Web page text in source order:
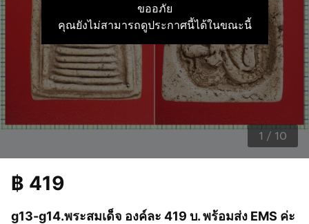
ขออภัย
คุณยังไม่สามารถดูประกาศนี้ได้ในขณะนี้
1 / 10
g13-g14.พระสมเด็จ องค์ละ 419 บ. พร้อมส่ง EMS ค่ะ
฿ 419